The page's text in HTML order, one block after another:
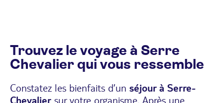
Trouvez le voyage à Serre
Chevalier qui vous ressemble
Constatez les bienfaits d’un séjour à Serre-
Chevalier sur votre organisme. Après une